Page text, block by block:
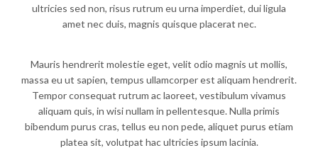
ultricies sed non, risus rutrum eu urna imperdiet, dui ligula
amet nec duis, magnis quisque placerat nec.
Mauris hendrerit molestie eget, velit odio magnis ut mollis,
massa eu ut sapien, tempus ullamcorper est aliquam hendrerit.
Tempor consequat rutrum ac laoreet, vestibulum vivamus
aliquam quis, in wisi nullam in pellentesque. Nulla primis
bibendum purus cras, tellus eu non pede, aliquet purus etiam
platea sit, volutpat hac ultricies ipsum lacinia.